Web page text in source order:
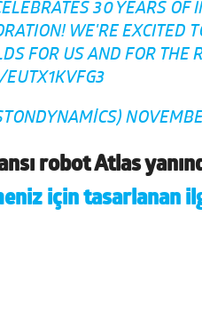
30 YEARS OF
WE'RE EXCITED
FOR US AND FOR THE
EUTX1KVFG3
robot Atlas
için tasarlanan